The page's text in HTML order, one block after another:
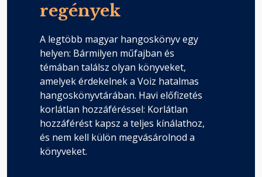
regények
A legtöbb magyar hangoskönyv egy
helyen: Bármilyen műfajban és
témában találsz olyan könyveket,
amelyek érdekelnek a Voiz hatalmas
hangoskönyvtárában. Havi előfizetés
korlátlan hozzáféréssel: Korlátlan
hozzáférést kapsz a teljes kínálathoz,
és nem kell külön megvásárolnod a
könyveket.